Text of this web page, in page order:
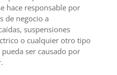
hace responsable por
de negocio a
suspensiones
o cualquier otro tipo
ser causado por